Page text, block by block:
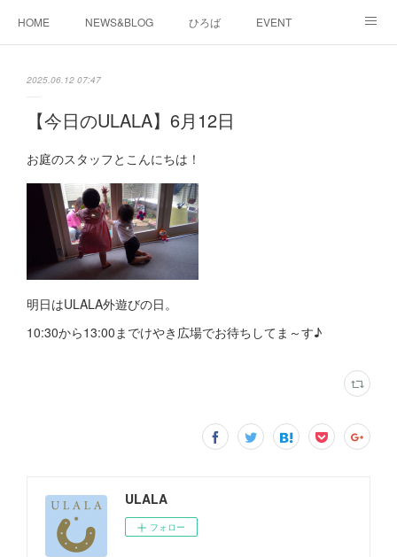
HOME NEWS&BLOG ひろば EVENT
2025.06.12 07:47
【今日のULALA】6月12日
お庭のスタッフとこんにちは！
明日はULALA外遊びの日。
10:30から13:00までけやき広場でお待ちしてま～す♪
ULALA
フォロー